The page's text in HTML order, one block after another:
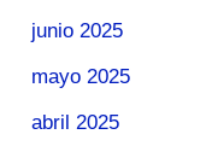
junio 2025
mayo 2025
abril 2025